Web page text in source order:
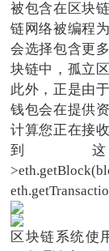
被包含在区块
链网络被编程
会选择包含更
块链中，孤立
此外，正是由
钱包会在提供
计算您正在接
到
区块链系统使